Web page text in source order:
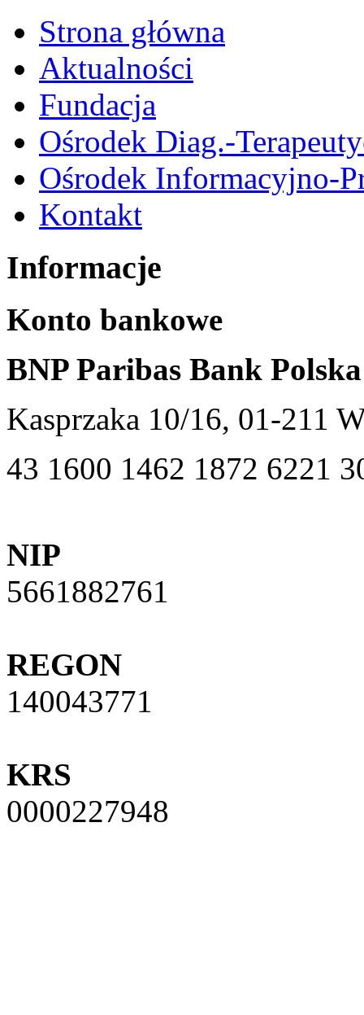
Strona główna
Aktualności
Fundacja
Ośrodek Diag.-
Ośrodek Informacyjno-
Kontakt
Informacje
Konto bankowe
BNP Paribas Bank
Kasprzaka 10/16, 01-211
43 1600 1462 1872 6221
NIP
5661882761
REGON
140043771
KRS
0000227948